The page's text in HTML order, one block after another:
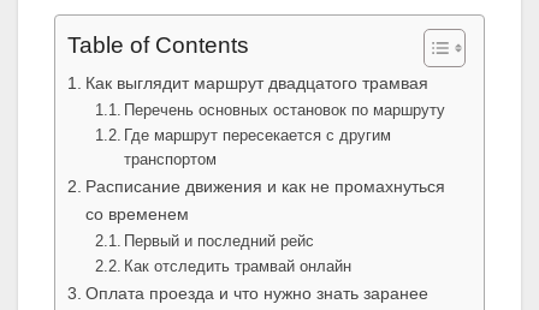
Table of Contents
Как выглядит маршрут двадцатого трамвая
Перечень основных остановок по маршруту
Где маршрут пересекается с другим
транспортом
Расписание движения и как не промахнуться
со временем
Первый и последний рейс
Как отследить трамвай онлайн
Оплата проезда и что нужно знать заранее